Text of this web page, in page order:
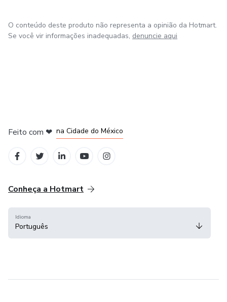
O conteúdo deste produto não representa a opinião da Hotmart.
Se você vir informações inadequadas, denuncie aqui
Feito com ❤ na Cidade do México
Conheça a Hotmart
Idioma
Português